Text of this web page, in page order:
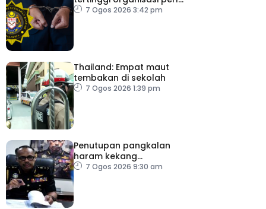
pacu reformasi radikal
7 Ogos 2026 3:42 pm
Thailand: Empat maut
tembakan di sekolah
7 Ogos 2026 1:39 pm
Penutupan pangkalan
haram kekang
penyeludupan di
7 Ogos 2026 9:30 am